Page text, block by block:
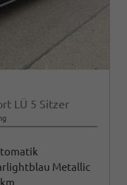
LÜ 5 Sitzer
Metallic